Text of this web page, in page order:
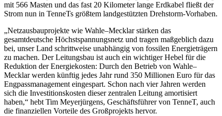
mit 566 Masten und das fast 20 Kilometer lange Erdkabel fließt der
Strom nun in TenneTs größtem landgestützten Drehstorm-Vorhaben.
„Netzausbauprojekte wie Wahle–Mecklar stärken das
gesamtdeutsche Höchstspannungsnetz und tragen maßgeblich dazu
bei, unser Land schrittweise unabhängig von fossilen Energieträgern
zu machen. Der Leitungsbau ist auch ein wichtiger Hebel für die
Reduktion der Energiekosten: Durch den Betrieb von Wahle–
Mecklar werden künftig jedes Jahr rund 350 Millionen Euro für das
Engpassmanagement eingespart. Schon nach vier Jahren werden
sich die Investitionskosten dieser zentralen Leitung amortisiert
haben,“ hebt Tim Meyerjürgens, Geschäftsführer von TenneT, auch
die finanziellen Vorteile des Großprojekts hervor.